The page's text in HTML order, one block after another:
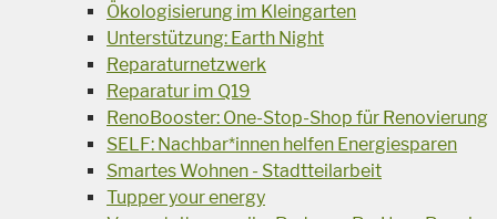
Ökologisierung im Kleingarten
Unterstützung: Earth Night
Reparaturnetzwerk
Reparatur im Q19
RenoBooster: One-Stop-Shop für Renovierung
SELF: Nachbar*innen helfen Energiesparen
Smartes Wohnen - Stadtteilarbeit
Tupper your energy